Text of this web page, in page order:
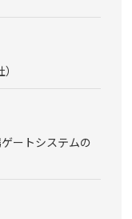
ートシステムの